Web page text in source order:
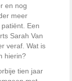
en nog
meer
Een
Sarah Van
veraf. Wat is
hierin?
tien jaar